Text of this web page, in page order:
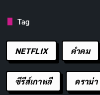
หลายปีต่อมา เธอตื่นขึ้นม
ของตนเอง และพบกับหญิ
รีส์นี้นำเสนอการผจญภัยที่
ค้นหาความจริงเกี่ยวกับชี
Tag
NETFLIX คำคม
ซีรีส์เกาหลี ดราม่า